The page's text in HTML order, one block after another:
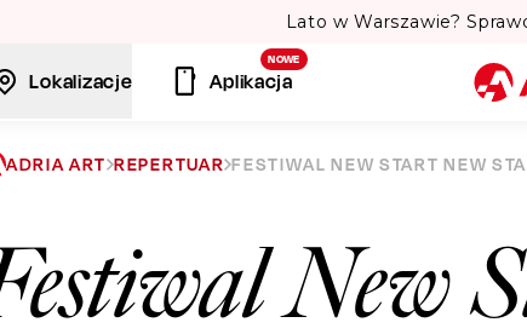
Lato w Warszawie?
Lokalizacje
NOWE
Aplikacja
ADRIA ART REPERTUAR FESTIWAL NEW START NEW
New